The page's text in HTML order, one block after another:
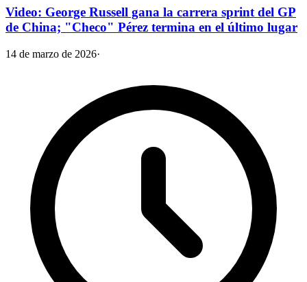
Video: George Russell gana la carrera sprint del GP
de China; "Checo" Pérez termina en el último lugar
14 de marzo de 2026·